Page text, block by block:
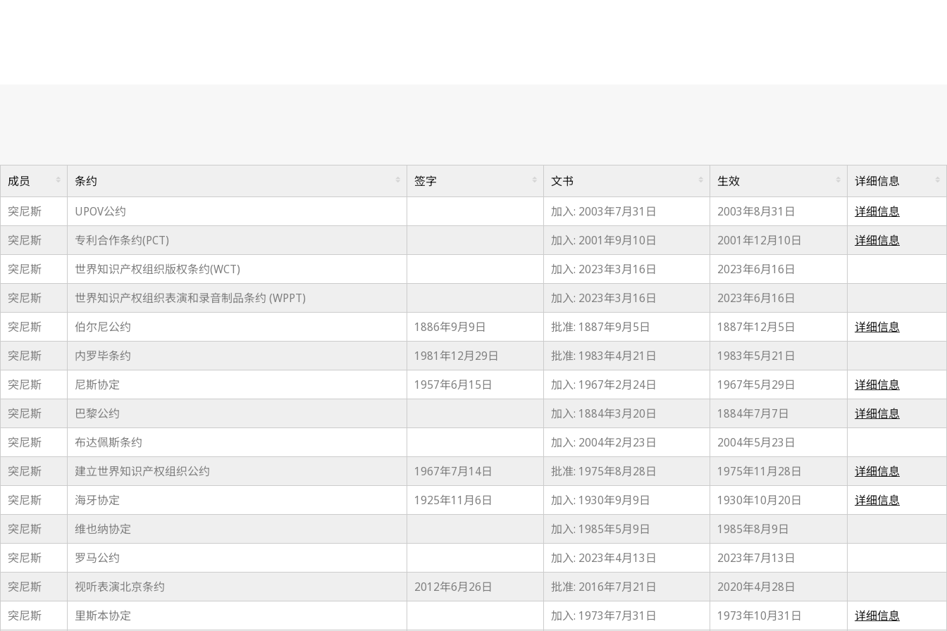
成员 条约 签字 文书 生效
详细信息
突尼斯
UPOV公约 加入: 2003年7月31日 2003年8月31日
详细信息
突尼斯
专利合作条约(PCT) 加入: 2001年9月10日 2001年12月10日
详细信息
突尼斯
世界知识产权组织版权条约(WCT) 加入: 2023年3月16日
2023年6月16日
突尼斯
世界知识产权组织表演和录音制品条约 (WPPT) 加入: 2023年3月16日
2023年6月16日
突尼斯
伯尔尼公约 1886年9月9日 批准: 1887年9月5日 1887年12月5日
详细信息
突尼斯
内罗毕条约 1981年12月29日 批准: 1983年4月21日
1983年5月21日
突尼斯
尼斯协定 1957年6月15日 加入: 1967年2月24日 1967年5月29日
详细信息
突尼斯
巴黎公约 加入: 1884年3月20日 1884年7月7日
详细信息
突尼斯
布达佩斯条约 加入: 2004年2月23日
2004年5月23日
突尼斯
建立世界知识产权组织公约 1967年7月14日 批准: 1975年8月28日 1975年11月28日
详细信息
突尼斯
海牙协定 1925年11月6日 加入: 1930年9月9日 1930年10月20日
详细信息
突尼斯
维也纳协定 加入: 1985年5月9日
1985年8月9日
突尼斯
罗马公约 加入: 2023年4月13日
2023年7月13日
突尼斯
视听表演北京条约 2012年6月26日 批准: 2016年7月21日
2020年4月28日
突尼斯
里斯本协定 加入: 1973年7月31日 1973年10月31日 详细信息